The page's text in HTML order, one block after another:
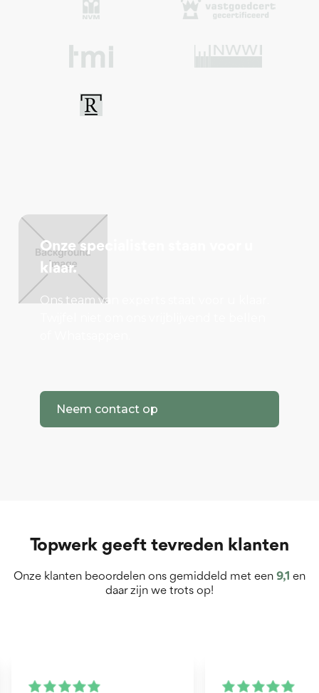
Onze specialisten staan voor u
klaar.
Ons team van experts staat voor u klaar.
Neem contact op
Topwerk geeft tevreden klanten
Onze klanten beoordelen ons gemiddeld met een 9,1 en
daar zijn we trots op!